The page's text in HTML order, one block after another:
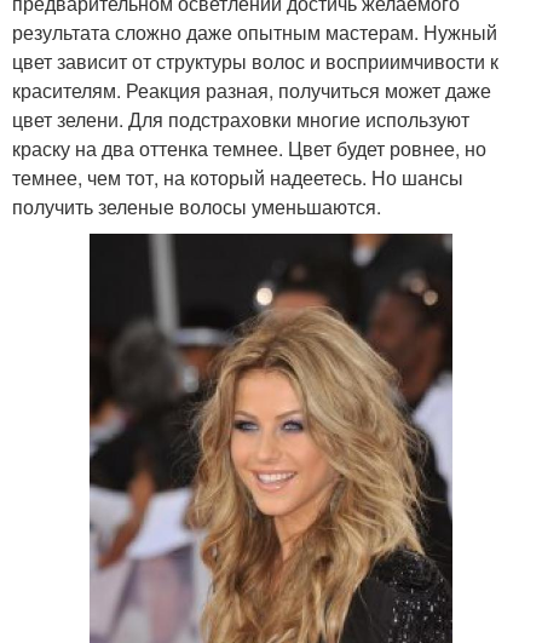
результата сложно даже опытным мастерам. Нужный
цвет зависит от структуры волос и восприимчивости к
красителям. Реакция разная, получиться может даже
цвет зелени. Для подстраховки многие используют
краску на два оттенка темнее. Цвет будет ровнее, но
темнее, чем тот, на который надеетесь. Но шансы
получить зеленые волосы уменьшаются.